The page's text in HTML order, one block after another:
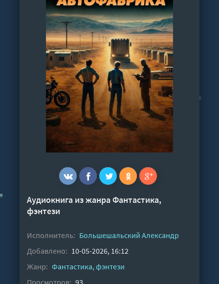
Аудиокнига из жанраФантастика,
фэнтези
Исполнитель: Большешальский Александр
Добавлено: 10-05-2026, 16:12
Жанр: Фантастика, фэнтези
Просмотров: 93